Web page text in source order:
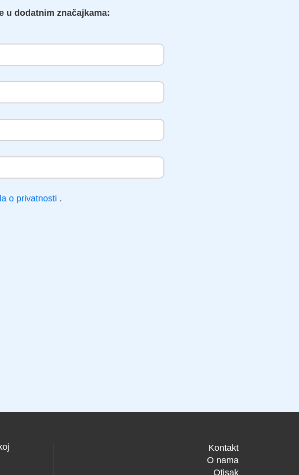
u dodatnim značajkama:
o privatnosti .
Kontakt
O nama
Otisak